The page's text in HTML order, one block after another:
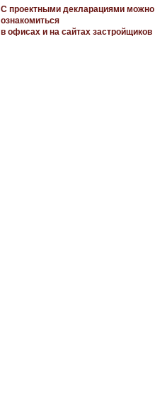
С проектными декларациями можно
ознакомиться
в офисах и на сайтах застройщиков